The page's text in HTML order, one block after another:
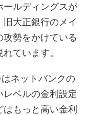
ールディングスが
大正銀行のメイ
勢をかけている
ています。
ネットバンクの
ベルの金利設定
もっと高い金利